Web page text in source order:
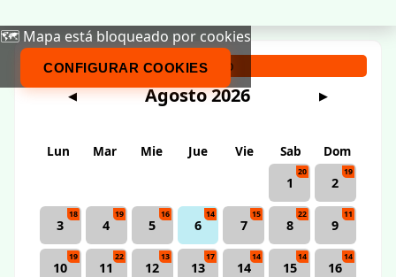
🗺️ Mapa está bloqueado por cookies
CONFIGURAR COOKIES
Calendario
◀ Agosto 2026 ▶
Lun Mar Mie Jue Vie Sab
Dom
1
20
2
19
3
18
4
19
5
16
6
14
7
15
8
22
9
11
10
19
11
22
12
13
13
17
14
14
15
14
16
14